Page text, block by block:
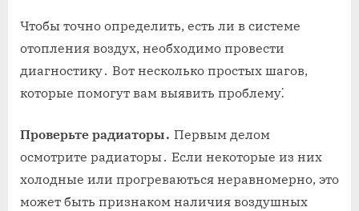
Чтобы точно определить, есть ли в системе
отопления воздух, необходимо провести
диагностику․ Вот несколько простых шагов,
которые помогут вам выявить проблему⁚
Проверьте радиаторы․ Первым делом
осмотрите радиаторы․ Если некоторые из них
холодные или прогреваються неравномерно, это
может быть признаком наличия воздушных